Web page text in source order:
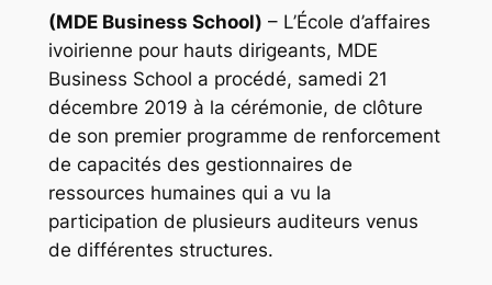
(MDE Business School) – L’École d’affaires
ivoirienne pour hauts dirigeants, MDE
Business School a procédé, samedi 21
décembre 2019 à la cérémonie, de clôture
de son premier programme de renforcement
de capacités des gestionnaires de
ressources humaines qui a vu la
participation de plusieurs auditeurs venus
de différentes structures.